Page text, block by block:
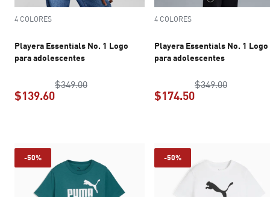
4 COLORES
Playera Essentials No. 1 Logo
para adolescentes
$349.00precio original $349.00
$139.60
4 COLORES
Playera Essentials No. 1 Logo
para adolescentes
$349.00precio
$174.50
-50% -50%